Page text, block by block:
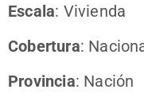
Escala: Vivienda
Cobertura:
Provincia: Nación